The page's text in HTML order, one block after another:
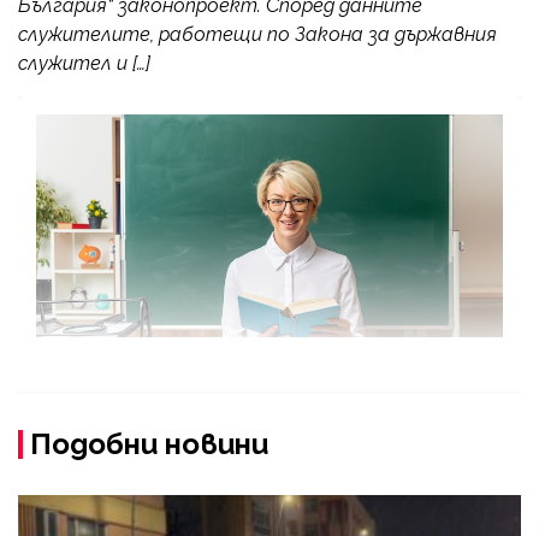
България“ законопроект. Според данните
служителите, работещи по Закона за държавния
служител и […]
Подобни новини